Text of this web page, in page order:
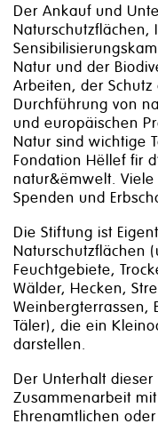
Der Ankauf und
Naturschutzflächen,
Natur und der
Arbeiten, der
Durchführung von
und europäischen
Natur sind wichtige
Fondation Hëllef fir
natur&ëmwelt.
Spenden und
Die Stiftung ist
Naturschutzflächen
Feuchtgebiete,
Wälder, Hecken,
Weinbergterrassen,
Täler), die ein
darstellen.
Der Unterhalt
Zusammenarbeit
Ehrenamtlichen